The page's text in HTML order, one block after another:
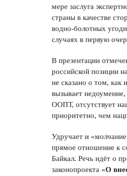
мере заслуга
страны в качестве
водно-болотных
случаях в первую
В презентации
российской позиции
не сказано о том, как
вызывает
ООПТ, отсутствует
приоритетно, чем
Удручает и
прямое отношение к
Байкал. Речь идёт о
законопроекта «О